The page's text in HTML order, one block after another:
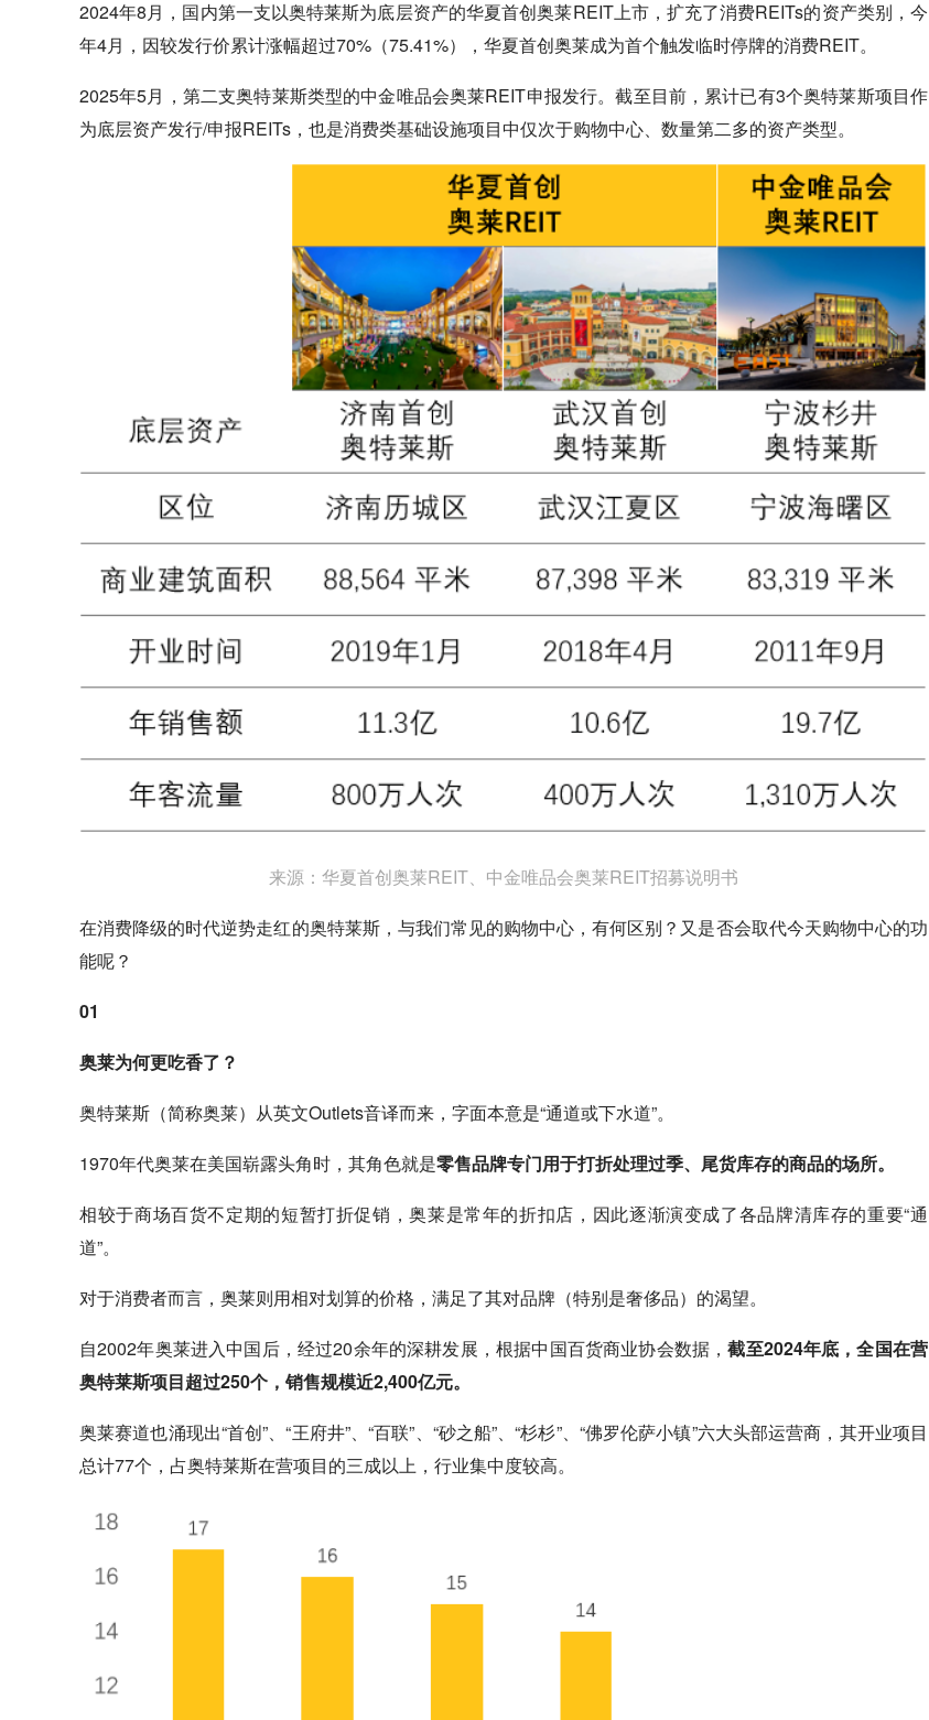
2024年8月，国内第一支以奥特莱斯为底层资产的华夏首创奥莱REIT上市，扩充了消费REITs的资产类别，今
年4月，因较发行价累计涨幅超过70%（75.41%），华夏首创奥莱成为首个触发临时停牌的消费REIT。
2025年5月，第二支奥特莱斯类型的中金唯品会奥莱REIT申报发行。截至目前，累计已有3个奥特莱斯项目作
为底层资产发行/申报REITs，也是消费类基础设施项目中仅次于购物中心、数量第二多的资产类型。
来源：华夏首创奥莱REIT、中金唯品会奥莱REIT招募说明书
在消费降级的时代逆势走红的奥特莱斯，与我们常见的购物中心，有何区别？又是否会取代今天购物中心的功
能呢？
01
奥莱为何更吃香了？
奥特莱斯（简称奥莱）从英文Outlets音译而来，字面本意是“通道或下水道”。
1970年代奥莱在美国崭露头角时，其角色就是零售品牌专门用于打折处理过季、尾货库存的商品的场所。
相较于商场百货不定期的短暂打折促销，奥莱是常年的折扣店，因此逐渐演变成了各品牌清库存的重要“通
道”。
对于消费者而言，奥莱则用相对划算的价格，满足了其对品牌（特别是奢侈品）的渴望。
自2002年奥莱进入中国后，经过20余年的深耕发展，根据中国百货商业协会数据，截至2024年底，全国在营
奥特莱斯项目超过250个，销售规模近2,400亿元。
奥莱赛道也涌现出“首创”、“王府井”、“百联”、“砂之船”、“杉杉”、“佛罗伦萨小镇”六大头部运营商，其开业项目
总计77个，占奥特莱斯在营项目的三成以上，行业集中度较高。